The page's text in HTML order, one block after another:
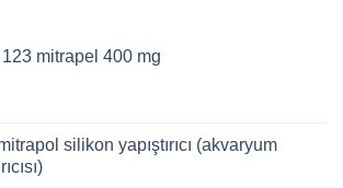
mitrapel 400 mg
silikon yapıştırıcı (akvaryum